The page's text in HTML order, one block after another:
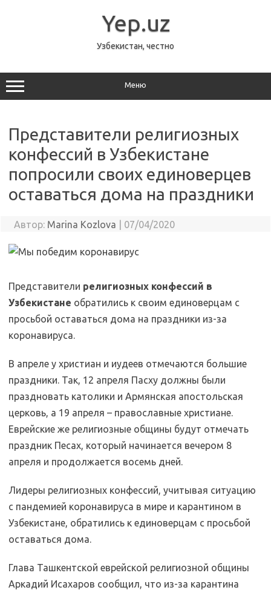
Yep.uz
Узбекистан, честно
Меню
Представители религиозных
конфессий в Узбекистане
попросили своих единоверцев
оставаться дома на праздники
Автор: Marina Kozlova 07/04/2020
Представители религиозных конфессий в
Узбекистане обратились к своим единоверцам с
просьбой оставаться дома на праздники из-за
коронавируса.
В апреле у христиан и иудеев отмечаются большие
праздники. Так, 12 апреля Пасху должны были
праздновать католики и Армянская апостольская
церковь, а 19 апреля – православные христиане.
Еврейские же религиозные общины будут отмечать
праздник Песах, который начинается вечером 8
апреля и продолжается восемь дней.
Лидеры религиозных конфессий, учитывая ситуацию
с пандемией коронавируса в мире и карантином в
Узбекистане, обратились к единоверцам с просьбой
оставаться дома.
Глава Ташкентской еврейской религиозной общины
Аркадий Исахаров сообщил, что из-за карантина